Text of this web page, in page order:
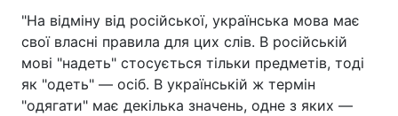
"На відміну від російської, українська мова має
свої власні правила для цих слів. В російській
мові "надеть" стосується тільки предметів, тоді
як "одеть" — осіб. В українській ж термін
"одягати" має декілька значень, одне з яких —